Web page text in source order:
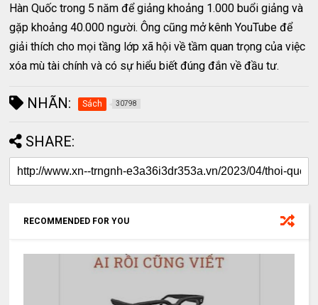
Hàn Quốc trong 5 năm để giảng khoảng 1.000 buổi giảng và
gặp khoảng 40.000 người. Ông cũng mở kênh YouTube để
giải thích cho mọi tầng lớp xã hội về tầm quan trọng của việc
xóa mù tài chính và có sự hiểu biết đúng đắn về đầu tư.
NHÃN: Sách 30798
SHARE:
RECOMMENDED FOR YOU